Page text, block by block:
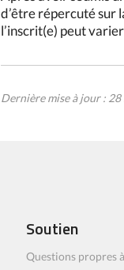
d’être répercuté sur
l’inscrit(e) peut
Dernière mise à jour : 28
Soutien
Questions propres